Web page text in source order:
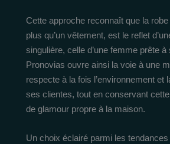
Cette approche reconnaît que la
plus qu’un vêtement, est le reflet
singulière, celle d’une femme prête à
Pronovias ouvre ainsi la voie à une
respecte à la fois l’environnement et
ses clientes, tout en conservant
de glamour propre à la maison.
Un choix éclairé parmi les